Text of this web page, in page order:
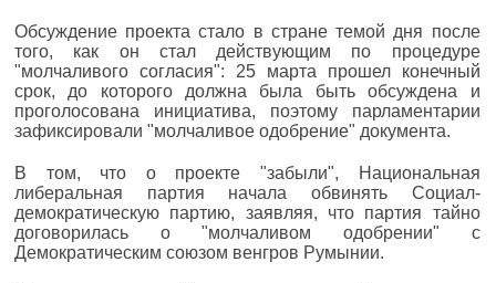
Обсуждение проекта стало в стране темой дня после
того, как он стал действующим по процедуре
"молчаливого согласия": 25 марта прошел конечный
срок, до которого должна была быть обсуждена и
проголосована инициатива, поэтому парламентарии
зафиксировали "молчаливое одобрение" документа.
В том, что о проекте "забыли", Национальная
либеральная партия начала обвинять Социал-
демократическую партию, заявляя, что партия тайно
договорилась о "молчаливом одобрении" с
Демократическим союзом венгров Румынии.